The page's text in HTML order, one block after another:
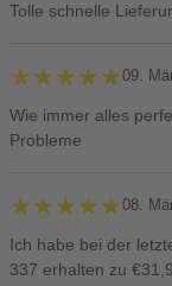
Tolle schnelle
★★★★★
★★★★★09.
Wie immer alles
Probleme
★★★★★
★★★★★08.
Ich habe bei der
337 erhalten zu